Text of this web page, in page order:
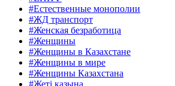
#Естественные монополии
#ЖД транспорт
#Женская безработица
#Женщины
#Женщины в Казахстане
#Женщины в мире
#Женщины Казахстана